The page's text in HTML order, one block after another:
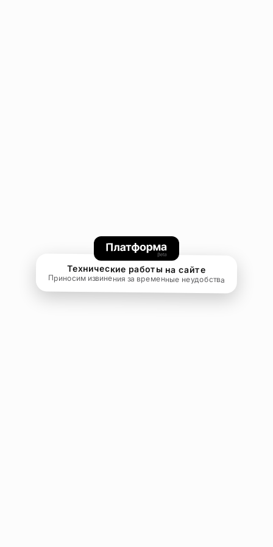
Технические работы на сайте
Приносим извинения за временные неудобства